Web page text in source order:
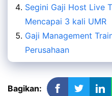
Segini Gaji Host Live
Mencapai 3 kali UMR
Gaji Management
Perusahaan
Bagikan: